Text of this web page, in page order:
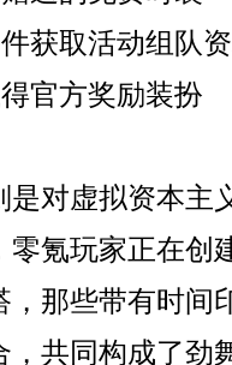
获取活动组队
官方奖励装扮
对虚拟资本主
零氪玩家正在
那些带有时间
共同构成了劲